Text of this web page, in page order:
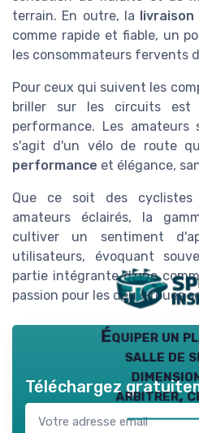
terrain. En outre, la livraison
comme rapide et fiable, un
les consommateurs fervents
Pour ceux qui suivent les
briller sur les circuits est
performance. Les
s'agit d'un vélo de route
performance et élégance,
Que ce soit des cyclistes
amateurs éclairés, la
cultiver un sentiment
utilisateurs, évoquant
partie intégrante d'une
passion pour les deux-roues
Équiper un
salle de
arbitrer,
Téléchargez